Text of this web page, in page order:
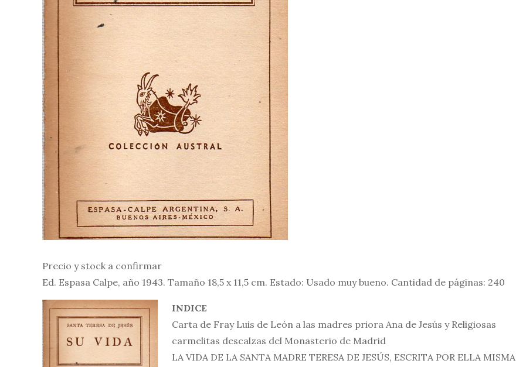
Precio y stock a confirmar
Ed. Espasa Calpe, año 1943. Tamaño 18,5 x 11,5 cm. Estado: Usado muy bueno. Cantidad de páginas: 240
INDICE
Carta de Fray Luis de León a las madres priora Ana de Jesús y Religiosas
carmelitas descalzas del Monasterio de Madrid
LA VIDA DE LA SANTA MADRE TERESA DE JESÚS, ESCRITA POR ELLA MISMA